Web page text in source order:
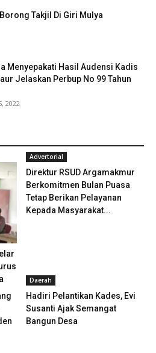
Takjil Di Giri Mulya
Menyepakati Hasil Audensi Kadis
Jelaskan Perbup No 99 Tahun
2022
Advertorial
Direktur RSUD Argamakmur
Berkomitmen Bulan Puasa
Tetap Berikan Pelayanan
Kepada Masyarakat...
Daerah
Hadiri Pelantikan Kades, Evi
Susanti Ajak Semangat
Bangun Desa